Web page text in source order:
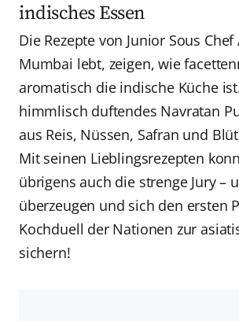
indisches Essen
Die Rezepte von Junior Sous
Mumbai lebt, zeigen, wie
aromatisch die indische Küche
himmlisch duftendes Navratan
aus Reis, Nüssen, Safran und
Mit seinen Lieblingsrezepten
übrigens auch die strenge Jury –
überzeugen und sich den ersten
Kochduell der Nationen zur
sichern!